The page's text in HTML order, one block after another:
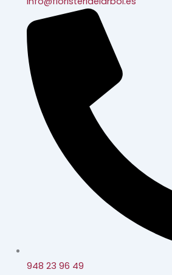
948 23 96 49